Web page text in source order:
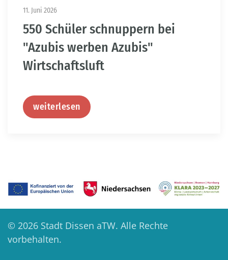
11. Juni 2026
550 Schüler schnuppern bei
"Azubis werben Azubis"
Wirtschaftsluft
weiterlesen
© 2026 Stadt Dissen aTW. Alle Rechte
vorbehalten.